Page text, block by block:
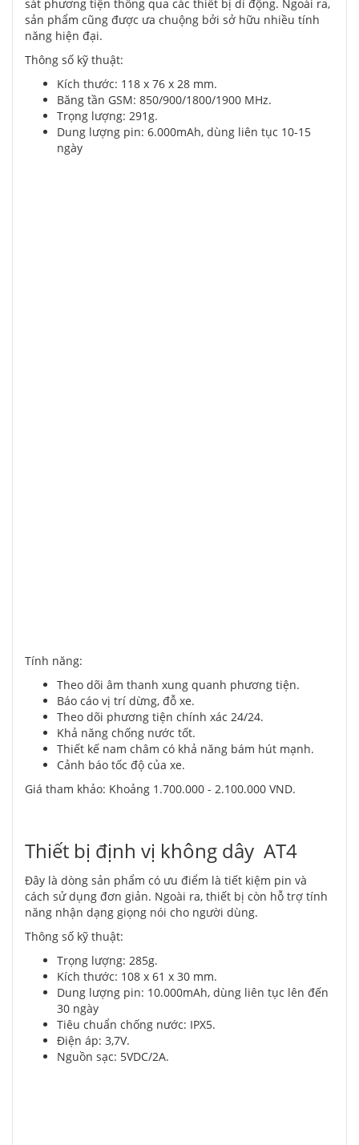
sát phương tiện thông qua các thiết bị di động. Ngoài ra,
sản phẩm cũng được ưa chuộng bởi sở hữu nhiều tính
năng hiện đại.
Thông số kỹ thuật:
Kích thước: 118 x 76 x 28 mm.
Băng tần GSM: 850/900/1800/1900 MHz.
Trọng lượng: 291g.
Dung lượng pin: 6.000mAh, dùng liên tục 10-15
ngày
Tính năng:
Theo dõi âm thanh xung quanh phương tiện.
Báo cáo vị trí dừng, đỗ xe.
Theo dõi phương tiện chính xác 24/24.
Khả năng chống nước tốt.
Thiết kế nam châm có khả năng bám hút mạnh.
Cảnh báo tốc độ của xe.
Giá tham khảo: Khoảng 1.700.000 - 2.100.000 VND.
Thiết bị định vị không dây AT4
Đây là dòng sản phẩm có ưu điểm là tiết kiệm pin và
cách sử dụng đơn giản. Ngoài ra, thiết bị còn hỗ trợ tính
năng nhận dạng giọng nói cho người dùng.
Thông số kỹ thuật:
Trọng lượng: 285g.
Kích thước: 108 x 61 x 30 mm.
Dung lượng pin: 10.000mAh, dùng liên tục lên đến
30 ngày
Tiêu chuẩn chống nước: IPX5.
Điện áp: 3,7V.
Nguồn sạc: 5VDC/2A.